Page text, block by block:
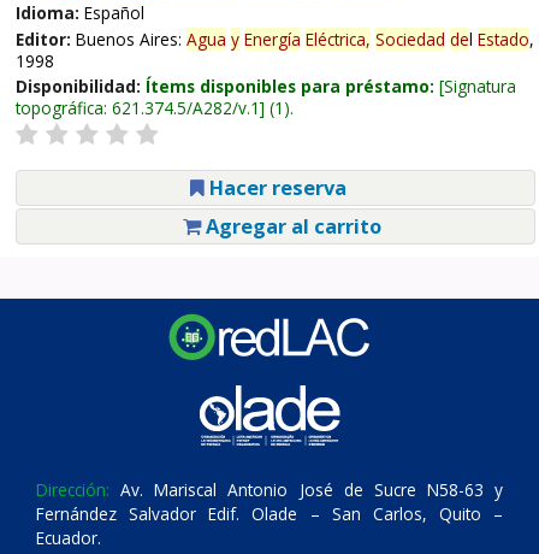
Idioma: Español
Editor: Buenos Aires: Agua y Energía Eléctrica, Sociedad del Estado,
1998
Disponibilidad: Ítems disponibles para préstamo: Signatura
topográfica: 621.374.5/A282/v.1 (1).
Hacer reserva
Agregar al carrito
Dirección: Av. Mariscal Antonio José de Sucre N58-63 y
Fernández Salvador Edif. Olade – San Carlos, Quito –
Ecuador.